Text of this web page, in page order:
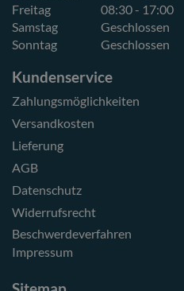
Freitag
08:30 - 17:00
Samstag
Geschlossen
Sonntag
Geschlossen
Kundenservice
Zahlungsmöglichkeiten
Versandkosten
Lieferung
AGB
Datenschutz
Widerrufsrecht
Beschwerdeverfahren
Impressum